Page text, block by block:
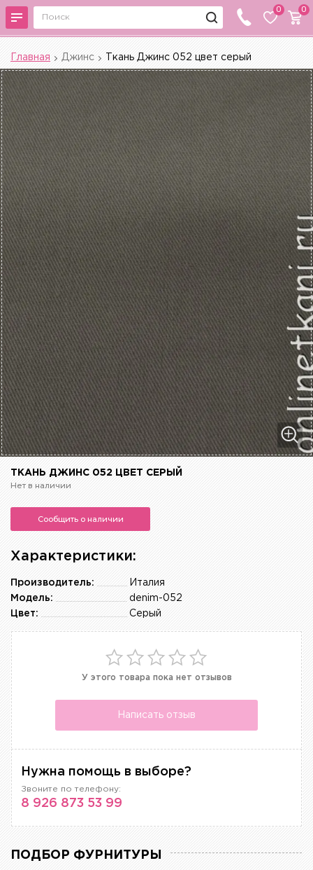
0 0
Главная Джинс Ткань Джинс 052 цвет серый
ТКАНЬ ДЖИНС 052 ЦВЕТ СЕРЫЙ
Нет в наличии
Сообщить о наличии
Характеристики:
Италия
Производитель:
denim-052
Модель:
Серый
Цвет:
У этого товара пока нет отзывов
Написать отзыв
Нужна помощь в выборе?
Звоните по телефону:
8 926 873 53 99
ПОДБОР ФУРНИТУРЫ